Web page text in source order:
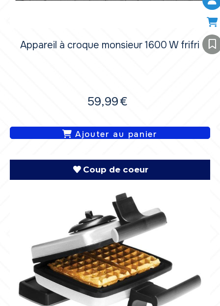
Appareil à croque monsieur 1600 W frifri
59,99€
Ajouter au panier
Coup de coeur